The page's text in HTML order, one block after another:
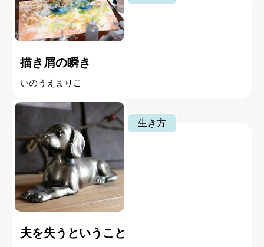
描き屑の瞬き
いのうえまりこ
生き方
夫を失うということ